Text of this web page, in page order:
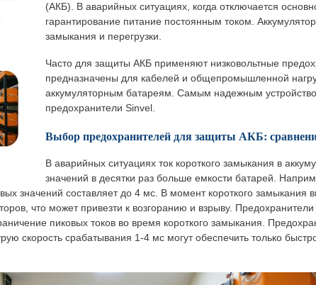
(АКБ). В аварийных ситуациях, когда отключается
гарантирование питание постоянным током.
замыкания и перегрузки.
Часто для защиты АКБ применяют низковольтные
предназначены для кабелей и общепромышленной
аккумуляторным батареям. Самым надежным
предохранители Sinvel.
Выбор предохранителей для защиты АКБ:
В аварийных ситуациях ток короткого замыкания в
значений в десятки раз больше емкости батарей.
значений составляет до 4 мс. В момент короткого
что может привезти к возгоранию и взрыву.
пиковых токов во время короткого замыкания.
скорость срабатывания 1-4 мс могут обеспечить только